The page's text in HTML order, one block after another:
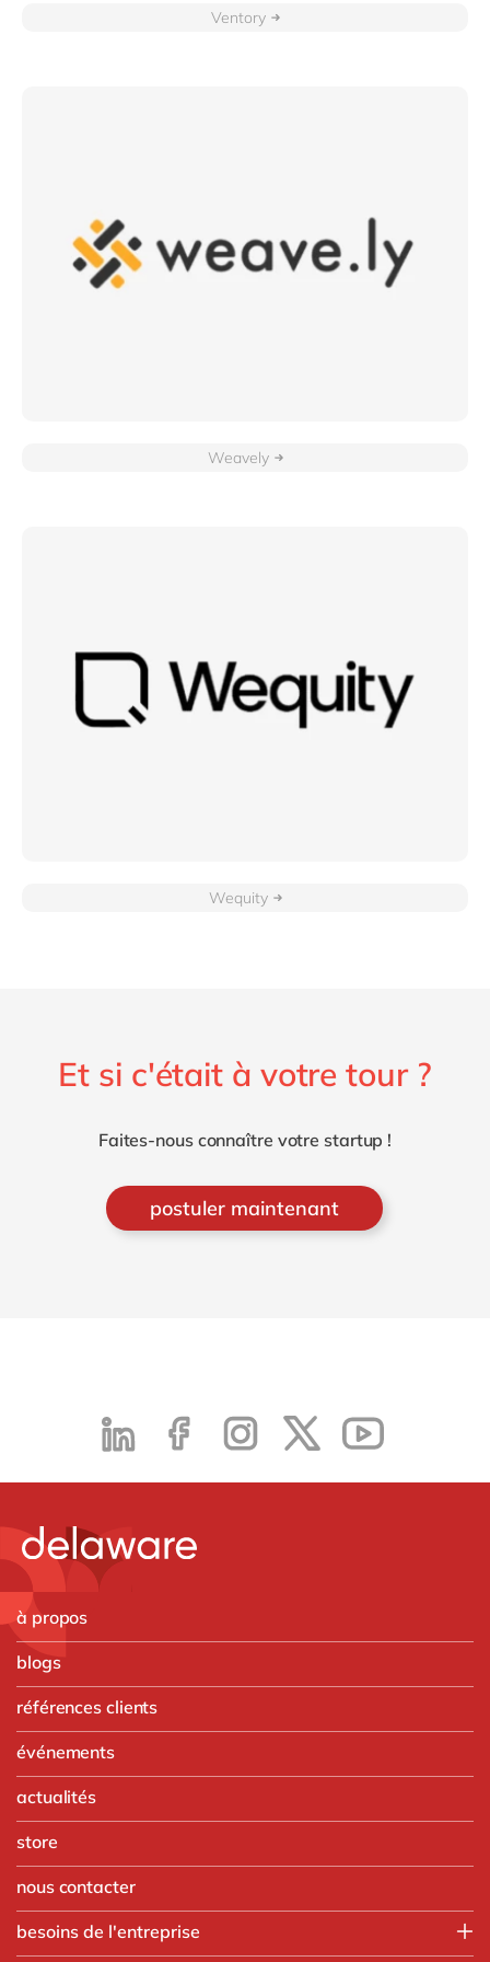
Ventory
Weavely
Wequity
Et si c'était à votre tour ?
Faites-nous connaître votre startup !
postuler maintenant
à propos
blogs
références clients
événements
actualités
store
nous contacter
besoins de l'entreprise